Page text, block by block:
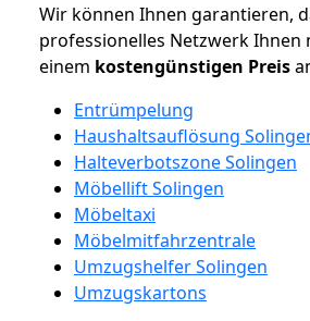
Wir können Ihnen garantieren,
professionelles Netzwerk Ihnen
einem kostengünstigen Preis
Entrümpelung
Haushaltsauflösung
Halteverbotszone Solingen
Möbellift Solingen
Möbeltaxi
Möbelmitfahrzentrale
Umzugshelfer Solingen
Umzugskartons